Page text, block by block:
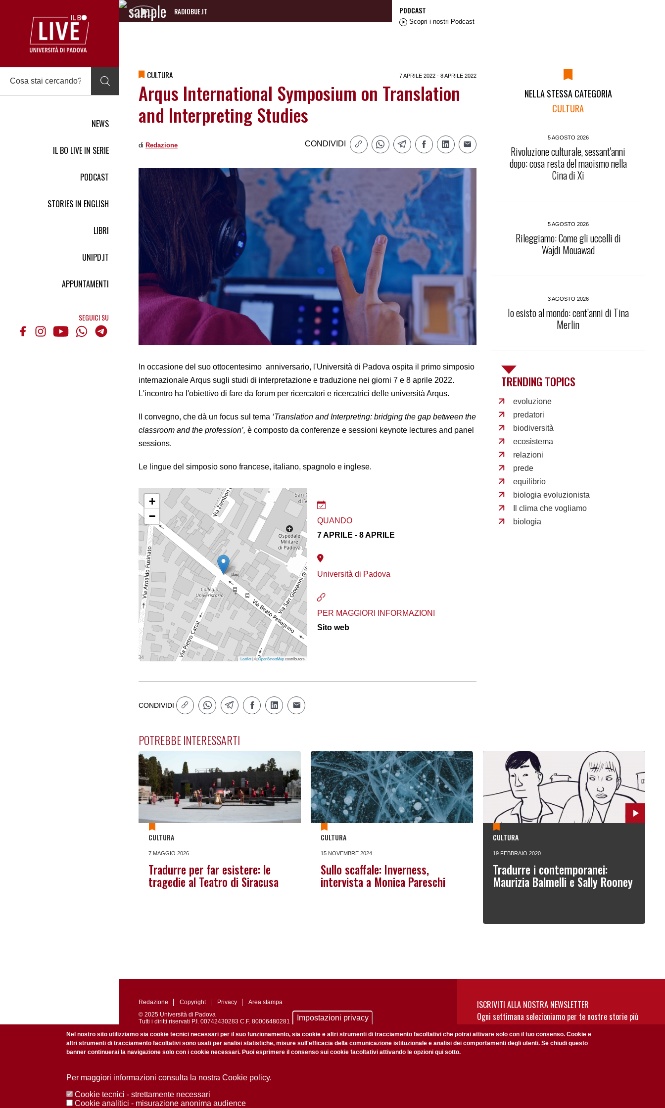
NEWS
IL BO LIVE IN SERIE
PODCAST
STORIES IN ENGLISH
LIBRI
UNIPD.IT
APPUNTAMENTI
SEGUICI SU
RADIOBUE.IT
Audio
PODCAST
Scopri i nostri Podcast
CULTURA 7 APRILE 2022 - 8 APRILE 2022
Arqus International Symposium on Translation
and Interpreting Studies
di Redazione CONDIVIDI
In occasione del suo ottocentesimo anniversario, l'Università di Padova ospita il primo simposio
internazionale Arqus sugli studi di interpretazione e traduzione nei giorni 7 e 8 aprile 2022.
L'incontro ha l'obiettivo di fare da forum per ricercatori e ricercatrici delle università Arqus.
Il convegno, che dà un focus sul tema ‘Translation and Interpreting: bridging the gap between the
classroom and the profession’, è composto da conferenze e sessioni keynote lectures and panel
sessions.
Le lingue del simposio sono francese, italiano, spagnolo e inglese.
+
−
Leaflet| ©OpenStreetMapcontributors
QUANDO
7 APRILE - 8 APRILE
Università di Padova
PER MAGGIORI INFORMAZIONI
Sito web
CONDIVIDI
NELLA STESSA CATEGORIA
CULTURA
5 AGOSTO 2026
Rivoluzione culturale, sessant'anni
dopo: cosa resta del maoismo nella
Cina di Xi
5 AGOSTO 2026
Rileggiamo: Come gli uccelli di
Wajdi Mouawad
3 AGOSTO 2026
Io esisto al mondo: cent’anni di Tina
Merlin
TRENDING TOPICS
evoluzione
predatori
biodiversità
ecosistema
relazioni
prede
equilibrio
biologia evoluzionista
Il clima che vogliamo
biologia
POTREBBE INTERESSARTI
CULTURA
7 MAGGIO 2026
Tradurre per far esistere: le
tragedie al Teatro di Siracusa
CULTURA
15 NOVEMBRE 2024
Sullo scaffale: Inverness,
intervista a Monica Pareschi
CULTURA
19 FEBBRAIO 2020
Tradurre i contemporanei:
Maurizia Balmelli e Sally Rooney
ISCRIVITI ALLA NOSTRA NEWSLETTER
Ogni settimana selezioniamo per te nostre storie più
rilevanti: non perderti gli aggiornamenti della nostra
newsletter
Redazione Copyright Privacy
Area stampa
© 2025 Università di Padova
Tutti i diritti riservati P.I. 00742430283 C.F. 80006480281
Impostazioni privacy
Nel nostro sito utilizziamo sia cookie tecnici necessari per il suo funzionamento, sia cookie e altri strumenti di tracciamento facoltativi che potrai attivare solo con il tuo consenso. Cookie e
altri strumenti di tracciamento facoltativi sono usati per analisi statistiche, misure sull'efficacia della comunicazione istituzionale e analisi dei comportamenti degli utenti. Se chiudi questo
banner continuerai la navigazione solo con i cookie necessari. Puoi esprimere il consenso sui cookie facoltativi attivando le opzioni qui sotto.
Per maggiori informazioni consulta la nostra Cookie policy.
Cookie tecnici - strettamente necessari
Cookie analitici - misurazione anonima audience